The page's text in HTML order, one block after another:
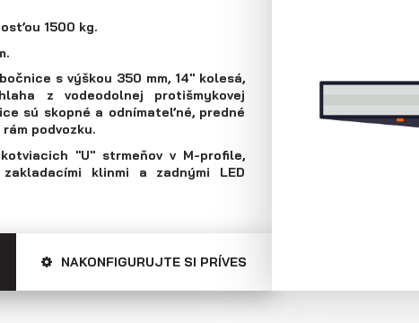
1500 kg.
s výškou 350 mm, 14" kolesá,
z vodeodolnej protišmykovej
sú skopné a odnímateľné, predné
podvozku.
"U" strmeňov v M-profile,
klinmi a zadnými LED
NAKONFIGURUJTE SI PRÍVES